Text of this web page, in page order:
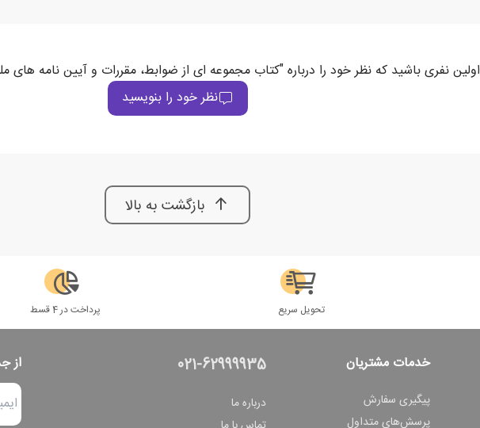
اولین نفری باشید که نظر خود را درباره "کتاب مجموعه ای از ضوابط، مقررات و آیین نامه
نظر خود را بنویسید
بازگشت به بالا
تحویل سریع پرداخت در 4 قسط
خدمات مشتریان
پیگیری سفارش
پرسش‌های متداول
021-62999935
درباره ما
از